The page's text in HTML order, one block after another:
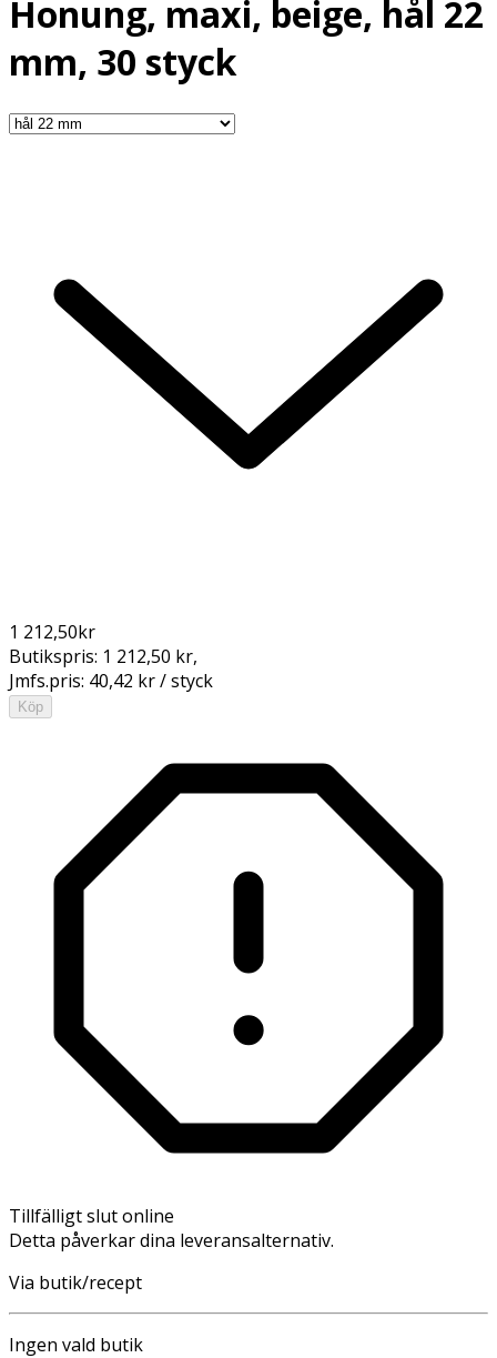
Honung, maxi, beige, hål 22
mm, 30 styck
1 212,50kr
Butikspris: 1 212,50 kr,
Jmfs.pris: 40,42 kr / styck
Köp
Tillfälligt slut online
Detta påverkar dina leveransalternativ.
Via butik/recept
Ingen vald butik